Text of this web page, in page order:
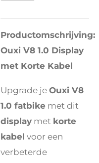
Productomschrijving:
Ouxi V8 1.0 Display
met Korte Kabel
Upgrade jeOuxi V8
1.0 fatbike met dit
display met korte
kabel voor een
verbeterde